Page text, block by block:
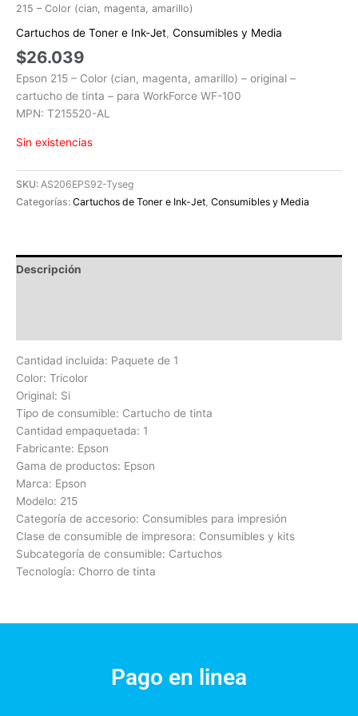
215 – Color (cian, magenta, amarillo)
Cartuchos de Toner e Ink-Jet, Consumibles y Media
$26.039
Epson 215 – Color (cian, magenta, amarillo) – original –
cartucho de tinta – para WorkForce WF-100
MPN: T215520-AL
Sin existencias
SKU: AS206EPS92-Tyseg
Categorías: Cartuchos de Toner e Ink-Jet, Consumibles y Media
Descripción
Cantidad incluida: Paquete de 1
Color: Tricolor
Original: Si
Tipo de consumible: Cartucho de tinta
Cantidad empaquetada: 1
Fabricante: Epson
Gama de productos: Epson
Marca: Epson
Modelo: 215
Categoría de accesorio: Consumibles para impresión
Clase de consumible de impresora: Consumibles y kits
Subcategoría de consumible: Cartuchos
Tecnología: Chorro de tinta
Pago en linea